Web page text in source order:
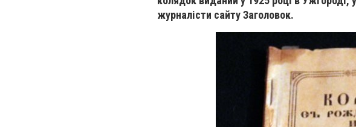
журналісти сайту Заголовок.